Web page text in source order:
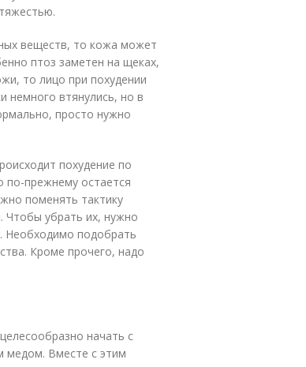
веществ, то кожа может
птоз заметен на щеках,
то лицо при похудении
немного втянулись, но в
просто нужно
похудение по
по-прежнему остается
поменять тактику
Чтобы убрать их, нужно
Необходимо подобрать
Кроме прочего, надо
начать с
медом. Вместе с этим